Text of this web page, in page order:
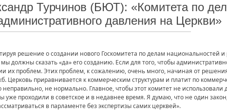
Турчинов (БЮТ): «Комитета по
давления на Церкви»
решение о создании нового Госкомитета по делам национальностей
должны сказать «да» его созданию. Если для того, чтобы
их проблем. Этих проблем, к сожалению, очень много, начиная от
Церковь приравнивается к коммерческим структурам и платит по
не нормально. Главное, чтобы этот комитет не использовали
проходили в советское и в недавнее время. Я думаю, что не один
в парламенте без экспертизы самих церквей».